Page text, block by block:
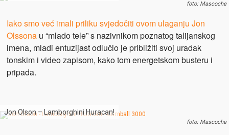
foto: Mascoche
Iako smo već imali priliku svjedočiti ovom ulaganju Jon
Olssonau “mlado tele” s nazivnikom poznatog talijanskog
imena, mladi entuzijast odlučio je približiti svoj uradak
tonskim i video zapisom, kako tom energetskom busteru i
pripada.
Jon Olson – Lamborghini Huracan!
foto: Mascoche